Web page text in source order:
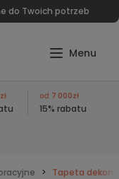
do Twoich potrzeb
od 7 000zł
15% rabatu
Tapeta